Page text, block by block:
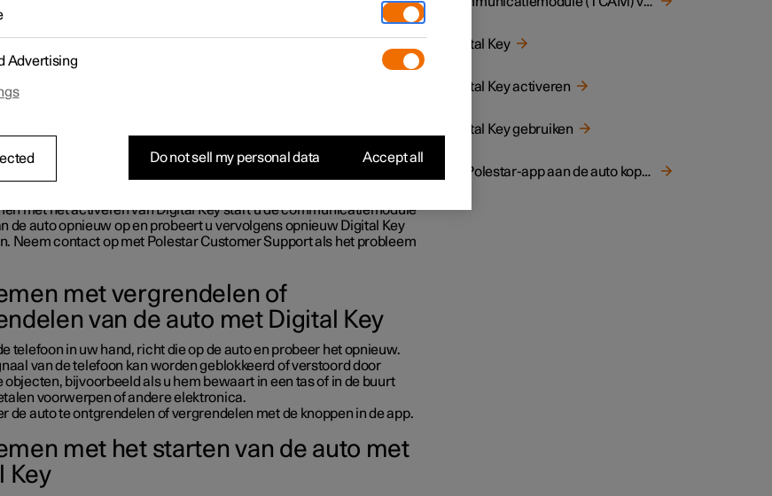
met het activeren of gebruiken van Digital Key kunt u een paar
met activeren van Digital Key
met het activeren van Digital Key start u de communicatiemodule
de auto opnieuw op en probeert u vervolgens opnieuw Digital Key
Neem contact op met Polestar Customer Support als het probleem
met vergrendelen of
van de auto met Digital Key
telefoon in uw hand, richt die op de auto en probeer het opnieuw.
van de telefoon kan worden geblokkeerd of verstoord door
objecten, bijvoorbeeld als u hem bewaart in een tas of in de buurt
voorwerpen of andere elektronica.
de auto te ontgrendelen of vergrendelen met de knoppen in de app.
met het starten van de auto met
Key
Digital Key
Digital Key activeren
Digital Key gebruiken
De Polestar-app aan de auto koppelen
Advertising
Do not sell my personal data Accept all